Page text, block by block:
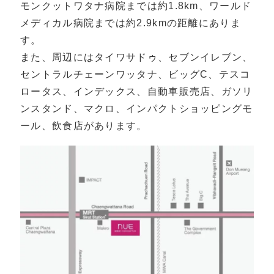
モンクットワタナ病院までは約1.8km、ワールド
メディカル病院までは約2.9kmの距離にありま
す。
また、周辺にはタイワサドゥ、セブンイレブン、
セントラルチェーンワッタナ、ビッグC、テスコ
ロータス、インデックス、自動車販売店、ガソリ
ンスタンド、マクロ、インパクトショッピングモ
ール、飲食店があります。